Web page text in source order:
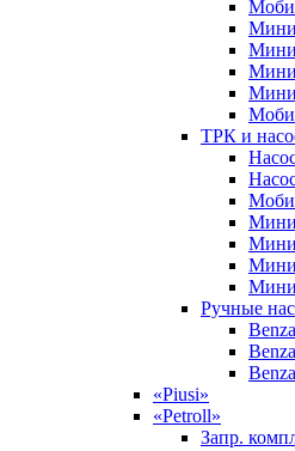
Мини
Мини
Мини
Мини
ТРК и
Мини
Мини
Мини
Мини
Ручные
«Piusi»
«Petroll»
Запр.